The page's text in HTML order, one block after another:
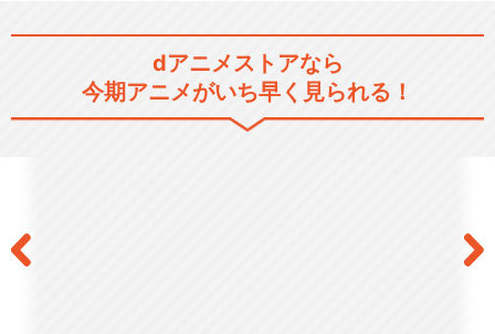
dアニメストアなら
今期アニメがいち早く見られる！